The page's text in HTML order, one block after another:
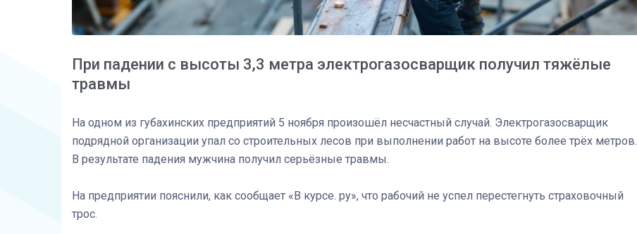
При падении с высоты 3,3 метра электрогазосварщик получил тяжёлые
травмы
На одном из губахинских предприятий 5 ноября произошёл несчастный случай. Электрогазосварщик
подрядной организации упал со строительных лесов при выполнении работ на высоте более трёх метров.
В результате падения мужчина получил серьёзные травмы.
На предприятии пояснили, как сообщает «В курсе. ру», что рабочий не успел перестегнуть страховочный
трос.